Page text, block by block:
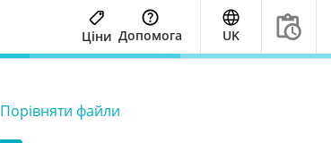
Ціни Допомога UK
Порівняти файли